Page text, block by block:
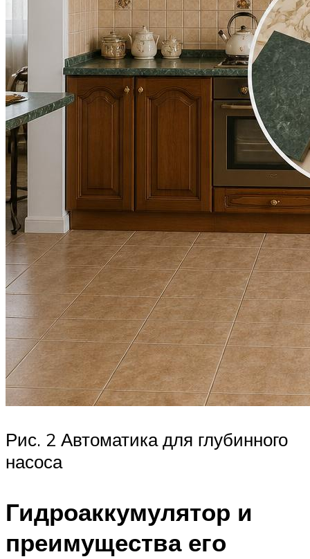
Рис. 2 Автоматика для глубинного
насоса
Гидроаккумулятор и
преимущества его